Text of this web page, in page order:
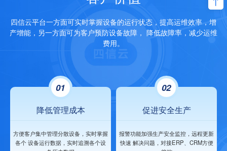
四信云平台一方面可实时掌握设备的运行状态，提高运维效率，增
产增能，另一方面可为客户预防设备故障， 降低故障率，减少运维
费用。
01
降低管理成本
方便客户集中管理分散设备，实时掌握
各个设备运行数据，实时追溯各个设
02
促进安全生产
报警功能加强生产安全监控，远程更新
快速 解决问题，对接ERP、CRM方便